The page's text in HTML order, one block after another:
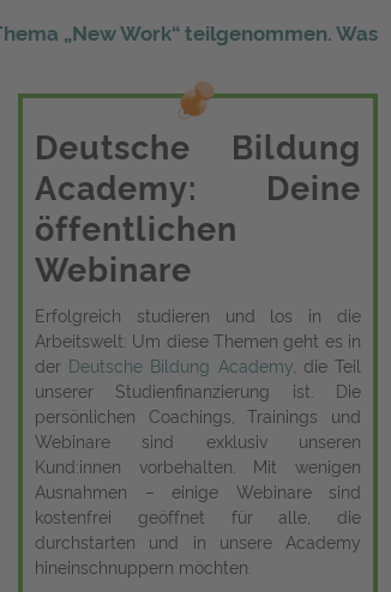
„New Work“ teilgenommen. Was
Deutsche Bildung
Academy: Deine
öffentlichen
Webinare
Erfolgreich studieren und los in die
Arbeitswelt: Um diese Themen geht es in
der Deutsche Bildung Academy, die Teil
unserer Studienfinanzierung ist. Die
persönlichen Coachings, Trainings und
Webinare sind exklusiv unseren
Kund:innen vorbehalten. Mit wenigen
Ausnahmen – einige Webinare sind
kostenfrei geöffnet für alle, die
durchstarten und in unsere Academy
hineinschnuppern möchten.